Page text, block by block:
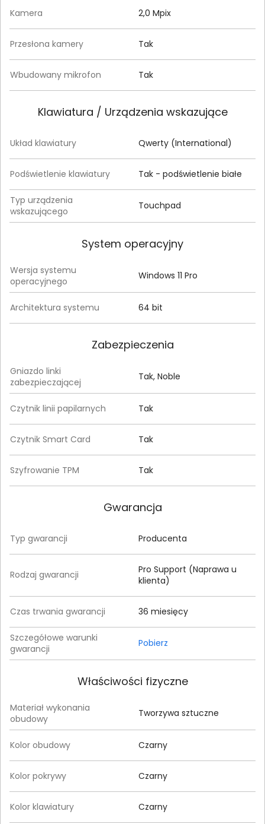
Kamera 2,0 Mpix
Przesłona kamery Tak
Wbudowany mikrofon Tak
Klawiatura / Urządzenia wskazujące
Układ klawiatury Qwerty (International)
Podświetlenie klawiatury Tak - podświetlenie białe
Typ urządzenia
wskazującego
Touchpad
System operacyjny
Wersja systemu
operacyjnego
Windows 11 Pro
Architektura systemu 64 bit
Zabezpieczenia
Gniazdo linki
zabezpieczającej
Tak, Noble
Czytnik linii papilarnych Tak
Czytnik Smart Card Tak
Szyfrowanie TPM Tak
Gwarancja
Typ gwarancji Producenta
Rodzaj gwarancji
Pro Support (Naprawa u
klienta)
Czas trwania gwarancji 36 miesięcy
Szczegółowe warunki
gwarancji
Pobierz
Właściwości fizyczne
Materiał wykonania
obudowy
Tworzywa sztuczne
Kolor obudowy Czarny
Kolor pokrywy Czarny
Kolor klawiatury Czarny